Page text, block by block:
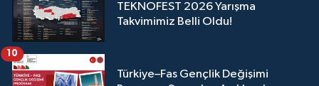
TEKNOFEST 2026 Yarışma
Takvimimiz Belli Oldu!
Türkiye–Fas Gençlik Değişimi
10